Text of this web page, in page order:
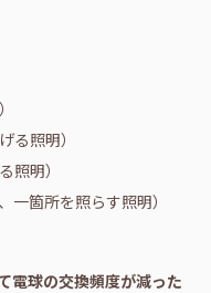
る照明）
照明）
一箇所を照らす照明）
電球の交換頻度が減った